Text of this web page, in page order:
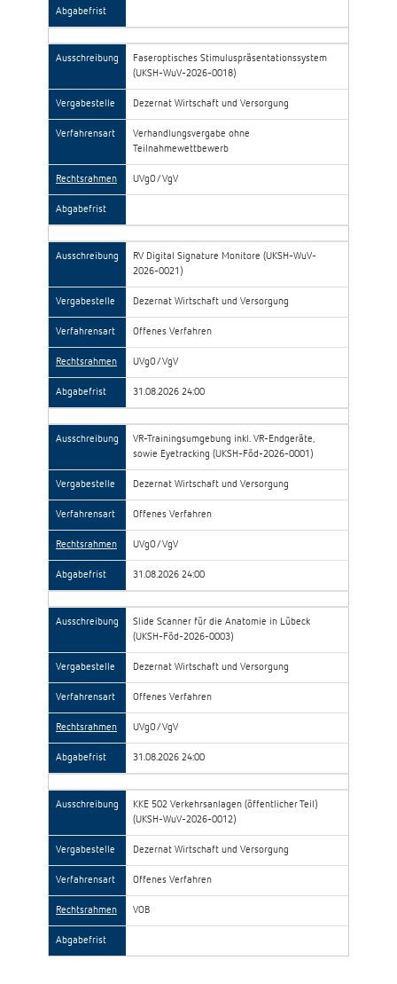
Abgabefrist
Ausschreibung
Faseroptisches Stimuluspräsentationssystem
(UKSH-WuV-2026-0018)
Vergabestelle Dezernat Wirtschaft und Versorgung
Verfahrensart
Verhandlungsvergabe ohne
Teilnahmewettbewerb
Rechtsrahmen UVgO/VgV
Abgabefrist
Ausschreibung
RV Digital Signature Monitore (UKSH-WuV-
2026-0021)
Vergabestelle Dezernat Wirtschaft und Versorgung
Verfahrensart Offenes Verfahren
Rechtsrahmen UVgO/VgV
Abgabefrist 31.08.2026 24:00
Ausschreibung
VR-Trainingsumgebung inkl. VR-Endgeräte,
sowie Eyetracking (UKSH-Föd-2026-0001)
Vergabestelle Dezernat Wirtschaft und Versorgung
Verfahrensart Offenes Verfahren
Rechtsrahmen UVgO/VgV
Abgabefrist 31.08.2026 24:00
Ausschreibung
Slide Scanner für die Anatomie in Lübeck
(UKSH-Föd-2026-0003)
Vergabestelle Dezernat Wirtschaft und Versorgung
Verfahrensart Offenes Verfahren
Rechtsrahmen UVgO/VgV
Abgabefrist 31.08.2026 24:00
Ausschreibung
KKE 502 Verkehrsanlagen (öffentlicher Teil)
(UKSH-WuV-2026-0012)
Vergabestelle Dezernat Wirtschaft und Versorgung
Verfahrensart Offenes Verfahren
Rechtsrahmen VOB
Abgabefrist